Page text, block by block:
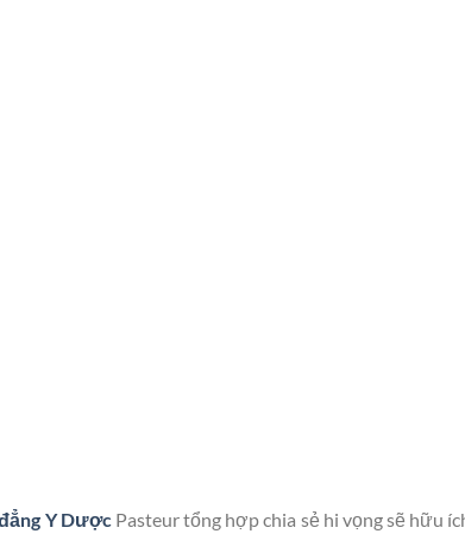
Y DượcPasteur tổng hợp chia sẻ hi vọng sẽ hữu